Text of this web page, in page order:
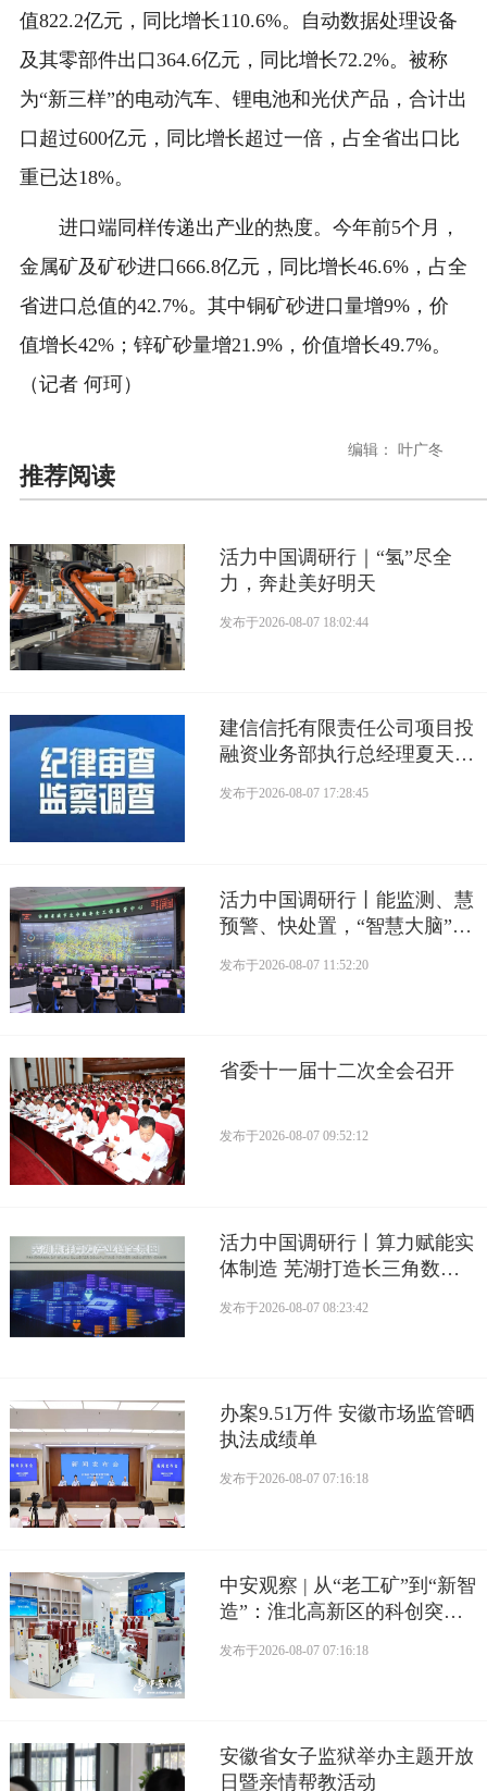
值822.2亿元，同比增长110.6%。自动数据处理设备
及其零部件出口364.6亿元，同比增长72.2%。被称
为“新三样”的电动汽车、锂电池和光伏产品，合计出
口超过600亿元，同比增长超过一倍，占全省出口比
重已达18%。
进口端同样传递出产业的热度。今年前5个月，
金属矿及矿砂进口666.8亿元，同比增长46.6%，占全
省进口总值的42.7%。其中铜矿砂进口量增9%，价
值增长42%；锌矿砂量增21.9%，价值增长49.7%。
（记者 何珂）
编辑： 叶广冬
推荐阅读
活力中国调研行｜“氢”尽全
力，奔赴美好明天
发布于2026-08-07 18:02:44
建信信托有限责任公司项目投
融资业务部执行总经理夏天接
发布于2026-08-07 17:28:45
活力中国调研行丨能监测、慧
预警、快处置，“智慧大脑”守
发布于2026-08-07 11:52:20
省委十一届十二次全会召开
发布于2026-08-07 09:52:12
活力中国调研行丨算力赋能实
体制造 芜湖打造长三角数字
发布于2026-08-07 08:23:42
办案9.51万件 安徽市场监管晒
执法成绩单
发布于2026-08-07 07:16:18
中安观察 | 从“老工矿”到“新智
造”：淮北高新区的科创突围
发布于2026-08-07 07:16:18
安徽省女子监狱举办主题开放
日暨亲情帮教活动